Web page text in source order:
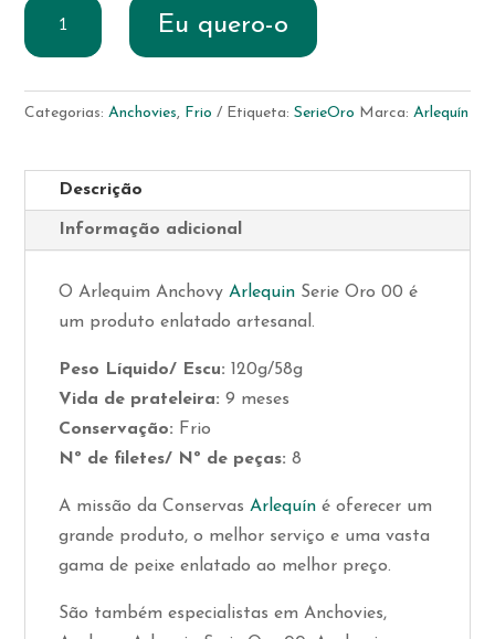
original
era:
atual
é:
Quantidade
cantábricas
Eu quero-o
Categorias:Anchovies, Frio Etiqueta:SerieOro Marca:Arlequín
Descrição
Informação adicional
O Arlequim AnchovyArlequin Serie Oro 00 é
um produto enlatado artesanal.
Peso Líquido/ Escu: 120g/58g
Vida de prateleira: 9 meses
Conservação: Frio
Nº de filetes/ Nº de peças: 8
A missão da ConservasArlequín é oferecer um
grande produto, o melhor serviço e uma vasta
gama de peixe enlatado ao melhor preço.
São também especialistas em Anchovies,